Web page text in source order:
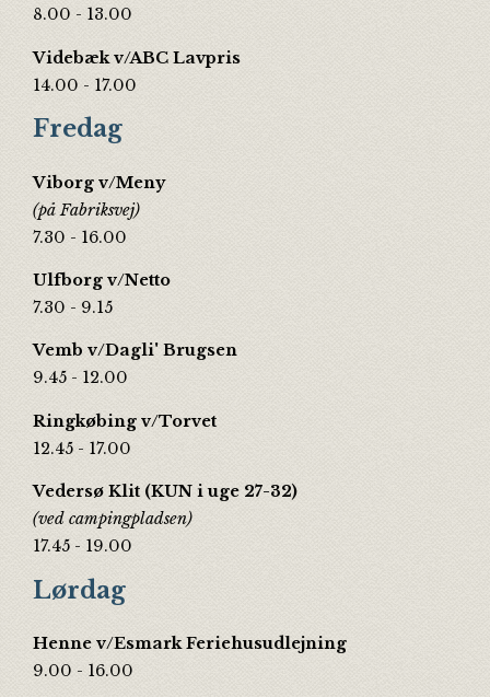
8.00 - 13.00
Videbæk v/ABC Lavpris
14.00 - 17.00
Fredag
Viborg v/Meny
(på Fabriksvej)
7.30 - 16.00
Ulfborg v/Netto
7.30 - 9.15
Vemb v/Dagli' Brugsen
9.45 - 12.00
Ringkøbing v/Torvet
12.45 - 17.00
Vedersø Klit (KUN i uge 27-32)
(ved campingpladsen)
17.45 - 19.00
Lørdag
Henne v/Esmark Feriehusudlejning
9.00 - 16.00